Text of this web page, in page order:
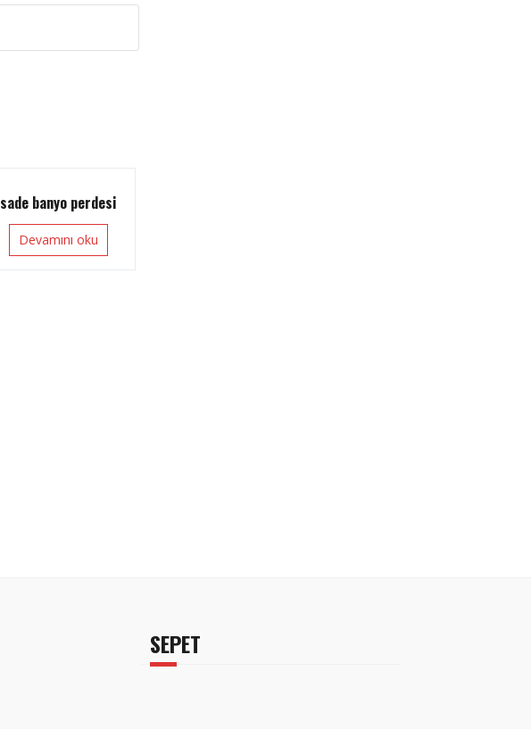
sade banyo perdesi
Devamını oku
SEPET